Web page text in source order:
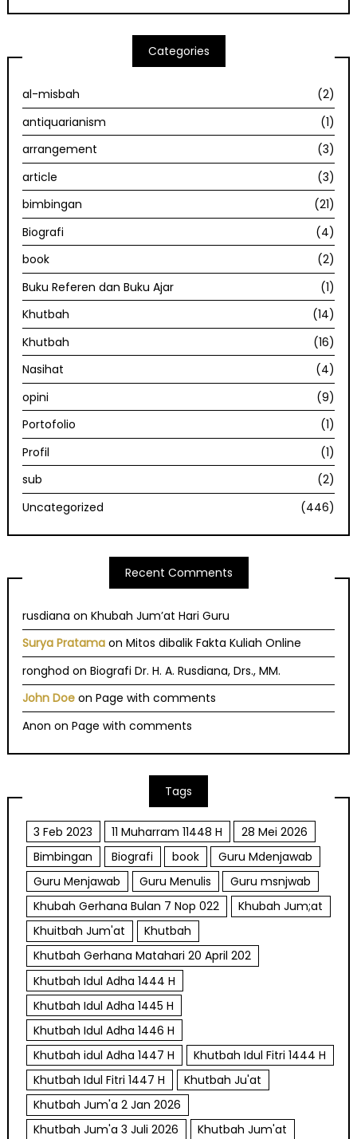
Categories
al-misbah
(2)
antiquarianism
(1)
arrangement
(3)
article
(3)
bimbingan
(21)
Biografi
(4)
book
(2)
Buku Referen dan Buku Ajar
(1)
Khutbah
(14)
Khutbah
(16)
Nasihat
(4)
opini
(9)
Portofolio
(1)
Profil
(1)
sub
(2)
Uncategorized
(446)
Recent Comments
rusdiana onKhubah Jum’at Hari Guru
Surya Pratama onMitos dibalik Fakta Kuliah Online
ronghod onBiografi Dr. H. A. Rusdiana, Drs., MM.
John Doe onPage with comments
Anon onPage with comments
Tags
3 Feb 2023 11 Muharram 11448 H
28 Mei 2026
Bimbingan
Biografi book
Guru Mdenjawab
Guru Menjawab
Guru Menulis
Guru msnjwab
Khubah Gerhana Bulan 7 Nop 022
Khubah Jum;at
Khuitbah Jum'at
Khutbah
Khutbah Gerhana Matahari 20 April 202
Khutbah Idul Adha 1444 H
Khutbah Idul Adha 1445 H
Khutbah Idul Adha 1446 H
Khutbah idul Adha 1447 H
Khutbah Idul Fitri 1444 H
Khutbah Idul Fitri 1447 H
Khutbah Ju'at
Khutbah Jum'a 2 Jan 2026
Khutbah Jum'a 3 Juli 2026
Khutbah Jum'at